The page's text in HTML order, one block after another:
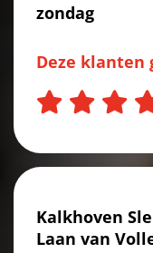
zondag
Deze klanten
Kalkhoven
Laan van